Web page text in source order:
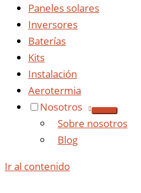
Paneles solares
Inversores
Baterías
Kits
Instalación
Aerotermia
Nosotros
Sobre nosotros
Blog
Ir al contenido